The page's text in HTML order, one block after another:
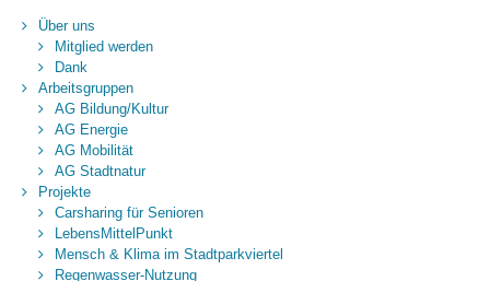
Über uns
Mitglied werden
Dank
Arbeitsgruppen
AG Bildung/Kultur
AG Energie
AG Mobilität
AG Stadtnatur
Projekte
Carsharing für Senioren
LebensMittelPunkt
Mensch & Klima im Stadtparkviertel
Regenwasser-Nutzung